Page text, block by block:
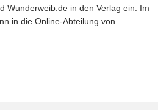
Wunderweib.de in den Verlag ein. Im
in die Online-Abteilung von